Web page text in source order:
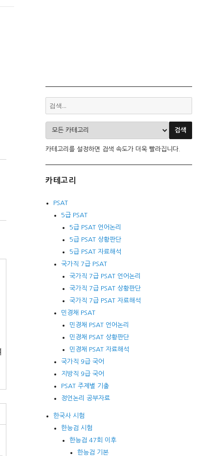
카테고리를 설정하면 검색 속도가 더욱 빨라집니다.
카테고리
PSAT
5급 PSAT
5급 PSAT 언어논리
5급 PSAT 상황판단
5급 PSAT 자료해석
국가직 7급 PSAT
국가직 7급 PSAT 언어논리
국가직 7급 PSAT 상황판단
국가직 7급 PSAT 자료해석
민경채 PSAT
민경채 PSAT 언어논리
민경채 PSAT 상황판단
민경채 PSAT 자료해석
국가직 9급 국어
지방직 9급 국어
PSAT 주제별 기출
정언논리 공부자료
한국사 시험
한능검 시험
한능검 47회 이후
한능검 기본